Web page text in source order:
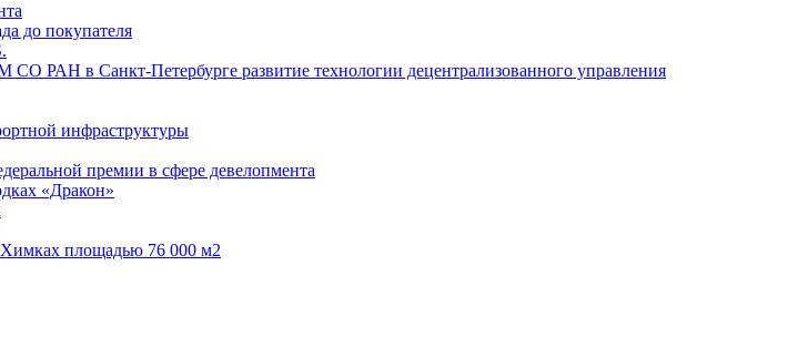
до покупателя
РАН в Санкт-Петербурге развитие технологии децентрализованного управления
инфраструктуры
премии в сфере девелопмента
«Дракон»
Химках площадью 76 000 м2